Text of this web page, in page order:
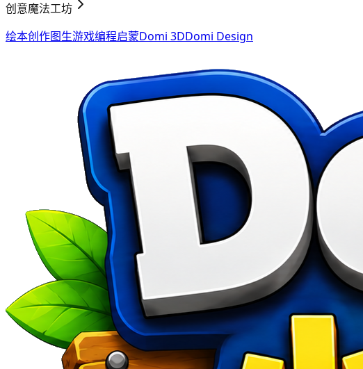
创意魔法工坊
绘本创作图生游戏编程启蒙Domi 3DDomi Design